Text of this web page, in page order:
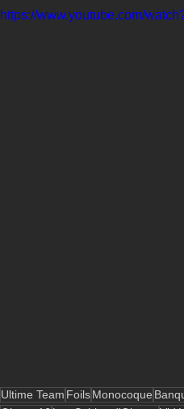
https://www.youtube.com/
Ultime Team FoilsMonocoque